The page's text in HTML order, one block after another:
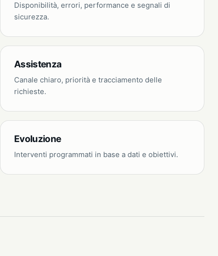
Disponibilità, errori, performance e segnali di
sicurezza.
Assistenza
Canale chiaro, priorità e tracciamento delle
richieste.
Evoluzione
Interventi programmati in base a dati e obiettivi.